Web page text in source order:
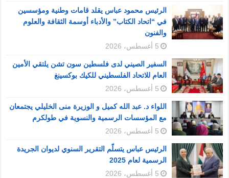
الرئيس محمود عباس يقلد قامات وطنية ومؤسسين
في “اتحاد الكتاب” والأدباء أوسمة الثقافة والعلوم
والفنون
5 أغسطس، 2026
السفير الصيني لدى فلسطين سون تشن يلتقي الأمين
العام للاتحاد الفلسطيني للكيك بوكسينغ
5 أغسطس، 2026
اللواء د. عبد الله كميل و الوزيرة منى الخليلي يجتمعان
مع المؤسسات الرسمية والنسوية في طولكرم
5 أغسطس، 2026
الرئيس عباس يتسلّم التقرير السنوي لديوان الجريدة
الرسمية لعام 2025
5 أغسطس، 2026